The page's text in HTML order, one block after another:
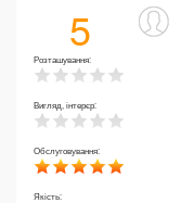
5
Розташування:
Вигляд, інтерєр:
Обслуговування:
Якість: